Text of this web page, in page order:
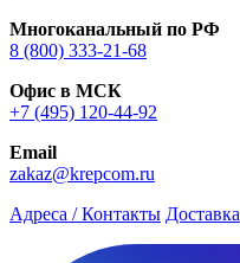
Многоканальный по РФ
8 (800) 333‑21-68
Офис в МСК
+7 (495) 120-44-92
Email
zakaz@krepcom.ru
Адреса / Контакты Доставка